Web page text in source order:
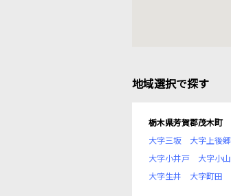
地域選択で探す
栃木県芳賀郡茂木町
大字三坂
大字上後郷
大字小井戸
大字小山
大字生井
大字町田